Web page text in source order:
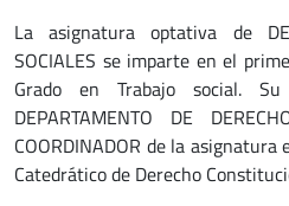
La asignatura optativa de
SOCIALES se imparte en el
Grado en Trabajo social.
DEPARTAMENTO DE
COORDINADOR de la asignatura
Catedrático de Derecho